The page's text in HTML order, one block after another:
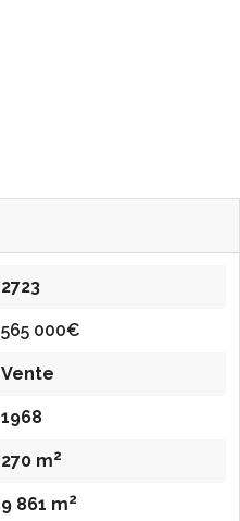
2723
565 000€
Vente
1968
270 m2
9 861 m2